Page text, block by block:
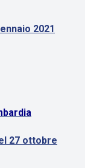
2021
27 ottobre